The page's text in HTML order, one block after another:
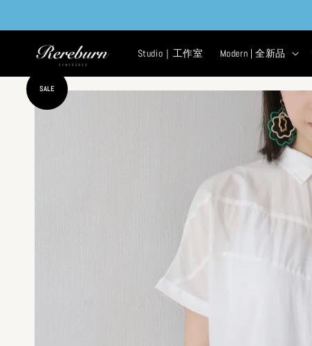
Studio｜工作室 Modern | 全新品
SALE